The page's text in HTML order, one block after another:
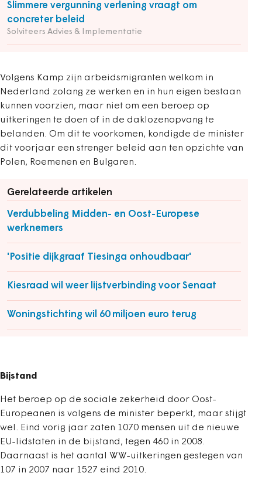
Slimmere vergunning verlening vraagt om
concreter beleid
Solviteers Advies & Implementatie
Volgens Kamp zijn arbeidsmigranten welkom in
Nederland zolang ze werken en in hun eigen bestaan
kunnen voorzien, maar niet om een beroep op
uitkeringen te doen of in de daklozenopvang te
belanden. Om dit te voorkomen, kondigde de minister
dit voorjaar een strenger beleid aan ten opzichte van
Polen, Roemenen en Bulgaren.
Gerelateerde artikelen
Verdubbeling Midden- en Oost-Europese
werknemers
'Positie dijkgraaf Tiesinga onhoudbaar'
Kiesraad wil weer lijstverbinding voor Senaat
Woningstichting wil 60 miljoen euro terug
Bijstand
Het beroep op de sociale zekerheid door Oost-
Europeanen is volgens de minister beperkt, maar stijgt
wel. Eind vorig jaar zaten 1070 mensen uit de nieuwe
EU-lidstaten in de bijstand, tegen 460 in 2008.
Daarnaast is het aantal WW-uitkeringen gestegen van
107 in 2007 naar 1527 eind 2010.